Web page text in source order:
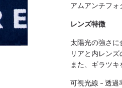
アムアンチフォ
レンズ特徴
太陽光の強さ
リアと内レン
また、ギラツキ
可視光線 - 透過